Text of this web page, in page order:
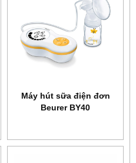
Máy hút sữa điện đơn
Beurer BY40